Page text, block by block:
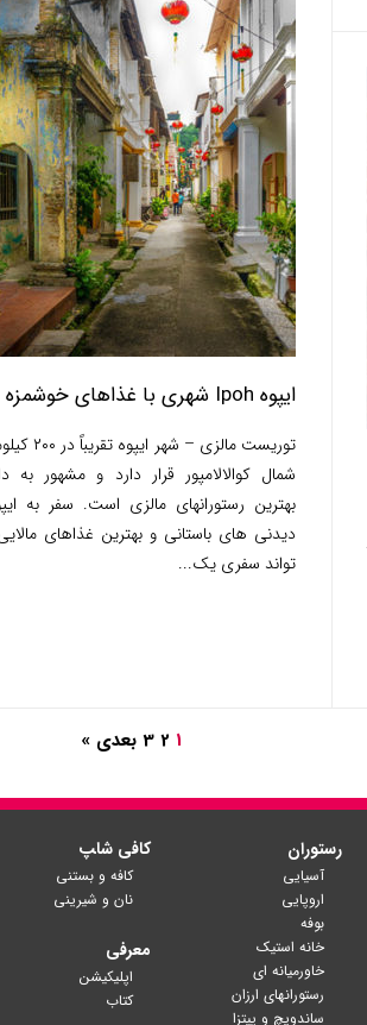
ایپوه Ipoh شهری با غذاهای خوشمزه
توریست مالزی – شهر
شمال کوالالامپور قرار دارد و مشهور به
بهترین رستورانهای مالزی است. سفر به
دیدنی های باستانی و بهترین غذاهای
تواند سفری یک...
1
2
3 بعدی »
رستوران
آسیایی
اروپایی
بوفه
خانه استیک
خاورمیانه ای
رستورانهای ارزان
ساندویچ و پیتزا
کافی شا‍پ
کافه و بستنی
نان و شیرینی
معرفی
اپلیکیشن
کتاب